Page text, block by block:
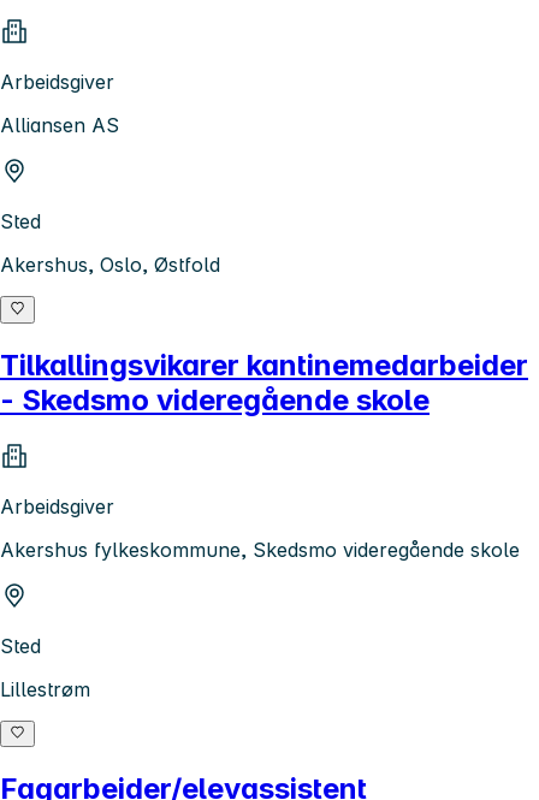
Arbeidsgiver
Alliansen AS
Sted
Akershus, Oslo, Østfold
Tilkallingsvikarer kantinemedarbeider
- Skedsmo videregående skole
Arbeidsgiver
Akershus fylkeskommune, Skedsmo videregående skole
Sted
Lillestrøm
Fagarbeider/elevassistent